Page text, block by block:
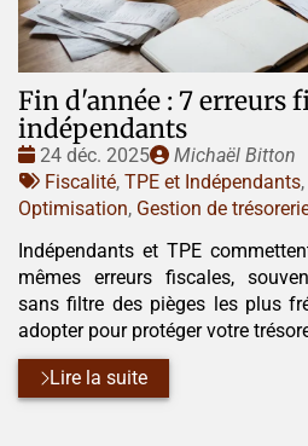
Fin d'année : 7 erreurs
indépendants
Date
:
24 déc. 2025
Publié
par
Michaël Bitton
Tags
:
Fiscalité, TPE et Indépendants,
Optimisation, Gestion de
Indépendants et TPE
mêmes erreurs fiscales,
sans filtre des pièges les plus
adopter pour protéger votre
Lire la suite